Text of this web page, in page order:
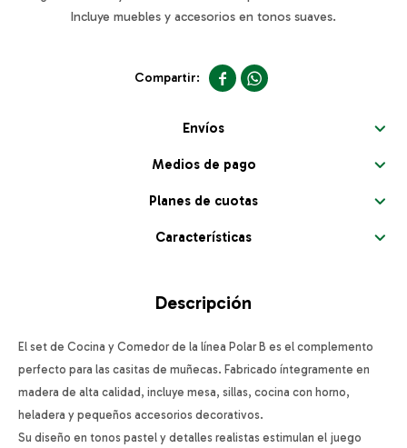
Incluye muebles y accesorios en tonos suaves.
 
Envíos
Medios de pago
Planes de cuotas
Características
Descripción
El set de Cocina y Comedor de la línea Polar B es el complemento
perfecto para las casitas de muñecas. Fabricado íntegramente en
madera de alta calidad, incluye mesa, sillas, cocina con horno,
heladera y pequeños accesorios decorativos.
Su diseño en tonos pastel y detalles realistas estimulan el juego